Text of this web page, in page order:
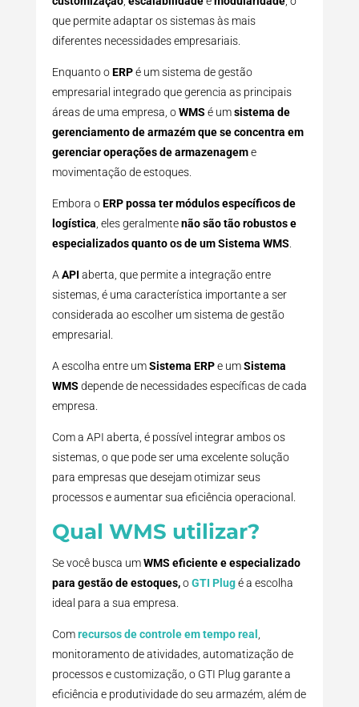
que permite adaptar os sistemas às mais
diferentes necessidades empresariais.
Enquanto oERPé um sistema de gestão
empresarial integrado que gerencia as principais
áreas de uma empresa, oWMS é umsistema de
gerenciamento de armazém que se concentra em
gerenciar operações de armazenageme
movimentação de estoques.
Embora oERP possa ter módulos específicos de
logística, eles geralmentenão são tão robustos e
especializados quanto os de um Sistema WMS.
AAPI aberta, que permite a integração entre
sistemas, é uma característica importante a ser
considerada ao escolher um sistema de gestão
empresarial.
A escolha entre umSistema ERPe umSistema
WMS depende de necessidades específicas de cada
empresa.
Com a API aberta, é possível integrar ambos os
sistemas, o que pode ser uma excelente solução
para empresas que desejam otimizar seus
processos e aumentar sua eficiência operacional.
Qual WMS utilizar?
Se você busca umWMS eficiente e especializado
para gestão de estoques,oGTI Plugé a escolha
ideal para a sua empresa.
Comrecursos de controle em tempo real ,
monitoramento de atividades, automatização de
processos e customização, o GTI Plug garante a
eficiência e produtividade do seu armazém, além de